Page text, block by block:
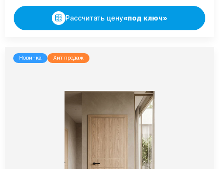
Рассчитать цену«под ключ»
Новинка Хит продаж